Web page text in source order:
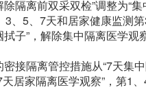
除隔离前双采双检”调整为“
3、5、7天和居家健康监测
拭子”，解除集中隔离医学观
密接隔离管控措施从“7天集
天居家隔离医学观察”，第1